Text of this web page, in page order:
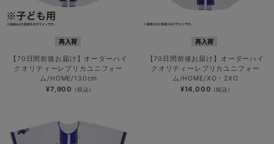
再入荷
【70日間前後お届け】オーダーハイ
クオリティーレプリカユニフォー
ム/HOME/130cm
¥7,900 (税込)
再入荷
【70日間前後お届け】オーダーハイ
クオリティーレプリカユニフォー
ム/HOME/XO・2XO
¥14,000 (税込)